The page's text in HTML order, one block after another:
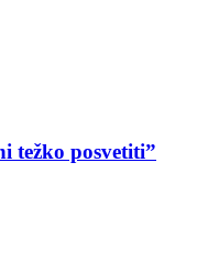
težko posvetiti”